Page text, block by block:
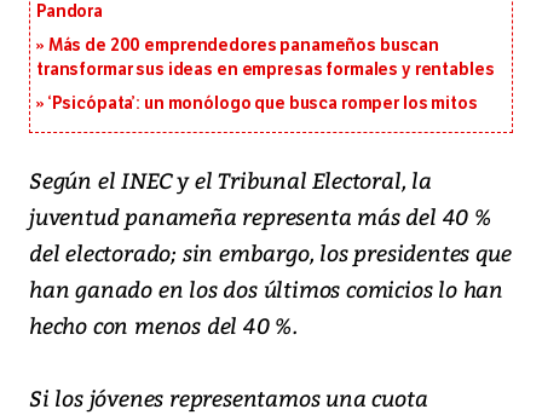
Pandora
Más de 200 emprendedores panameños buscan
transformar sus ideas en empresas formales y rentables
‘Psicópata’: un monólogo que busca romper los mitos
Según el INEC y el Tribunal Electoral, la
juventud panameña representa más del 40 %
del electorado; sin embargo, los presidentes que
han ganado en los dos últimos comicios lo han
hecho con menos del 40 %.
Si los jóvenes representamos una cuota